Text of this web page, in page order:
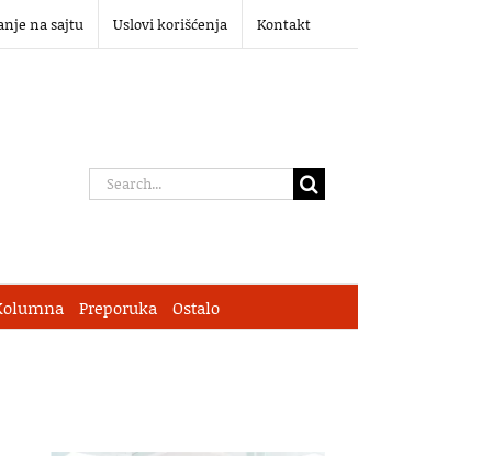
na sajtu Uslovi korišćenja Kontakt
Search
Preporuka Ostalo